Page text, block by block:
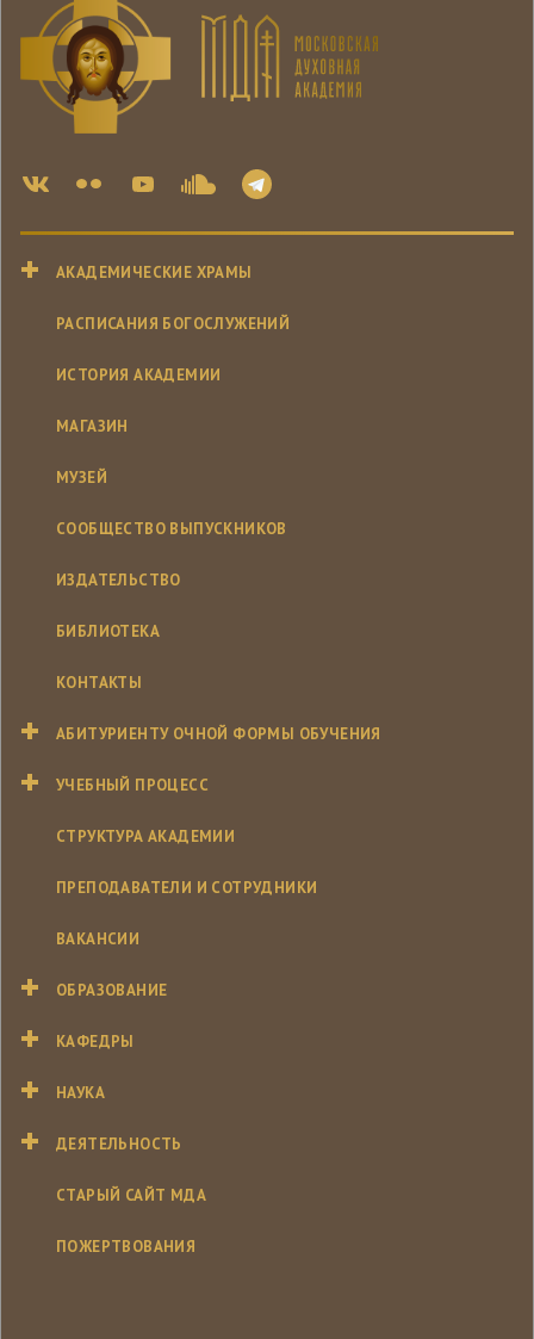
АКАДЕМИЧЕСКИЕ ХРАМЫ
РАСПИСАНИЯ БОГОСЛУЖЕНИЙ
ИСТОРИЯ АКАДЕМИИ
МАГАЗИН
МУЗЕЙ
СООБЩЕСТВО ВЫПУСКНИКОВ
ИЗДАТЕЛЬСТВО
БИБЛИОТЕКА
КОНТАКТЫ
АБИТУРИЕНТУ ОЧНОЙ ФОРМЫ ОБУЧЕНИЯ
УЧЕБНЫЙ ПРОЦЕСС
СТРУКТУРА АКАДЕМИИ
ПРЕПОДАВАТЕЛИ И СОТРУДНИКИ
ВАКАНСИИ
ОБРАЗОВАНИЕ
КАФЕДРЫ
НАУКА
ДЕЯТЕЛЬНОСТЬ
СТАРЫЙ САЙТ МДА
ПОЖЕРТВОВАНИЯ